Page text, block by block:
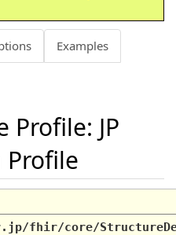
Examples
Profile: JP
Profile
fhir/core/